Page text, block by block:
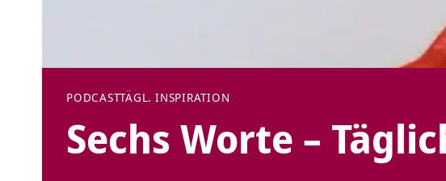
PODCASTTÄGL. INSPIRATION
Sechs Worte –